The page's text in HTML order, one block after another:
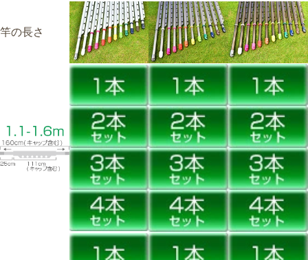
竿の長さ